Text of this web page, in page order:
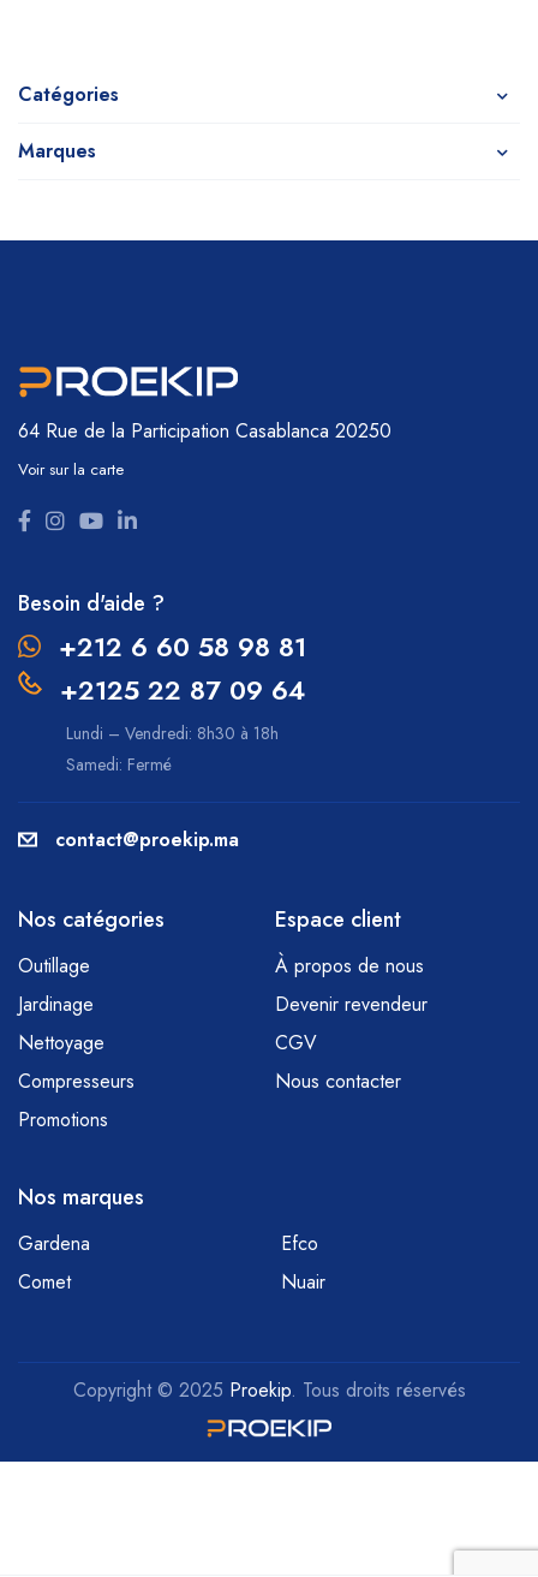
Catégories
Marques
64 Rue de la Participation Casablanca 20250
Voir sur la carte
Besoin d'aide ?
+212 6 60 58 98 81
+2125 22 87 09 64
Lundi – Vendredi: 8h30 à 18h
Samedi: Fermé
contact@proekip.ma
Nos catégories
Outillage
Jardinage
Nettoyage
Compresseurs
Promotions
Espace client
À propos de nous
Devenir revendeur
CGV
Nous contacter
Nos marques
Gardena
Efco
Comet
Nuair
Copyright © 2025 Proekip. Tous droits réservés